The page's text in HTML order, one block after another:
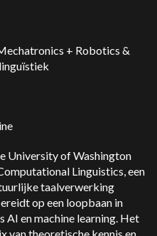
+ Robotics &
University of Washington
Linguistics, een
taalverwerking
op een loopbaan in
AI en machine learning. Het